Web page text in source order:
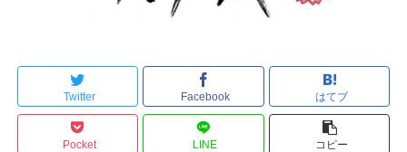
Twitter Facebook はてブ
Pocket LINE コピー